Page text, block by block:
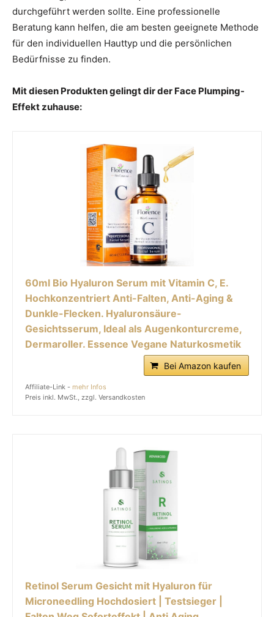
durchgeführt werden sollte. Eine professionelle
Beratung kann helfen, die am besten geeignete Methode
für den individuellen Hauttyp und die persönlichen
Bedürfnisse zu finden.
Mit diesen Produkten gelingt dir der Face Plumping-
Effekt zuhause:
60ml Bio Hyaluron Serum mit Vitamin C, E.
Hochkonzentriert Anti-Falten, Anti-Aging &
Dunkle-Flecken. Hyaluronsäure-
Gesichtsserum, Ideal als Augenkonturcreme,
Dermaroller. Essence Vegane Naturkosmetik
Bei Amazon kaufen
Affiliate-Link - mehr Infos
Preis inkl. MwSt., zzgl. Versandkosten
Retinol Serum Gesicht mit Hyaluron für
Microneedling Hochdosiert | Testsieger |